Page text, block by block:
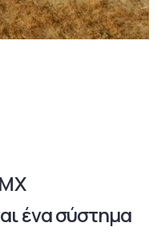
ένα σύστημα